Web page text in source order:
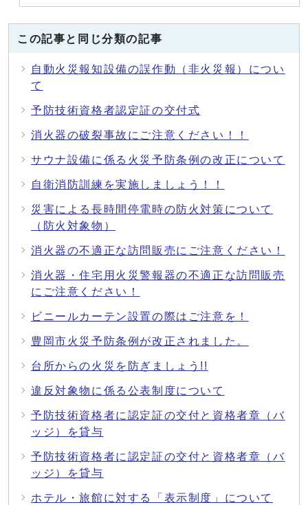
この記事と同じ分類の記事
自動火災報知設備の誤作動（非火災報）につい
て
予防技術資格者認定証の交付式
消火器の破裂事故にご注意ください！！
サウナ設備に係る火災予防条例の改正について
自衛消防訓練を実施しましょう！！
災害による長時間停電時の防火対策について
（防火対象物）
消火器の不適正な訪問販売にご注意ください！
消火器・住宅用火災警報器の不適正な訪問販売
にご注意ください！
ビニールカーテン設置の際はご注意を！
豊岡市火災予防条例が改正されました。
台所からの火災を防ぎましょう!!
違反対象物に係る公表制度について
予防技術資格者に認定証の交付と資格者章（バ
ッジ）を貸与
予防技術資格者に認定証の交付と資格者章（バ
ッジ）を貸与
ホテル・旅館に対する「表示制度」について